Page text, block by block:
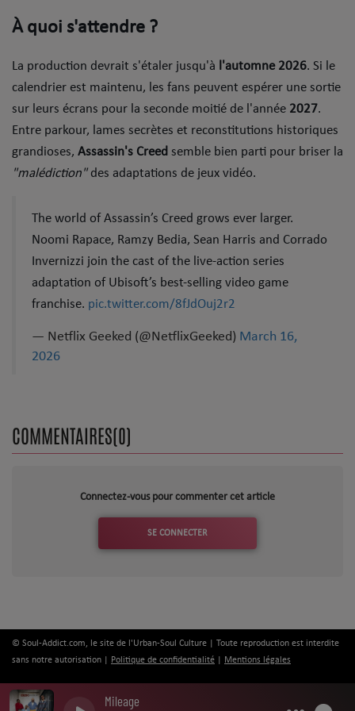
Mileage
Contact
Se connecter
​À quoi s'attendre ? ​
La production devrait s'étaler jusqu'à l'automne 2026. Si le
calendrier est maintenu, les fans peuvent espérer une sortie
sur leurs écrans pour la seconde moitié de l'année 2027.
Entre parkour, lames secrètes et reconstitutions historiques
grandioses, Assassin's Creed semble bien parti pour briser la
"malédiction"des adaptations de jeux vidéo.
The world of Assassin’s Creed grows ever larger.
Noomi Rapace, Ramzy Bedia, Sean Harris and Corrado
Invernizzi join the cast of the live-action series
adaptation of Ubisoft’s best-selling video game
franchise. pic.twitter.com/8fJdOuj2r2
— Netflix Geeked (@NetflixGeeked) March 16,
2026
COMMENTAIRES(0)
Connectez-vous pour commenter cet article
SE CONNECTER
© Soul-Addict.com, le site de l'Urban-Soul Culture | Toute reproduction est interdite
sans notre autorisation |
Politique de confidentialité Mentions légales